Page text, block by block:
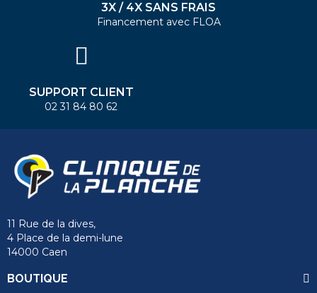
3X / 4X SANS FRAIS
Financement avec FLOA
SUPPORT CLIENT
02 31 84 80 62
11 Rue de la dives,
4 Place de la demi-lune
14000 Caen
BOUTIQUE